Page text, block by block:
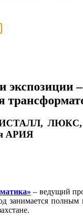
экспозиции
АРИЯ
– ведущий
занимается